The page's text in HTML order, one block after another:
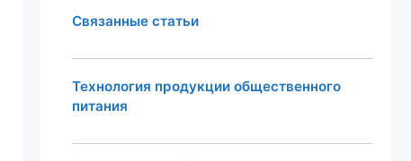
Связанные статьи
Технология продукции общественного
питания